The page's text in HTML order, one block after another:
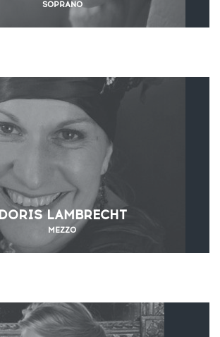
SOPRANO
DORIS LAMBRECHT
MEZZO